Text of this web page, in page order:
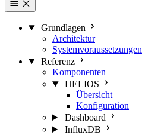
Grundlagen
Architektur
Systemvoraussetzungen
Referenz
Komponenten
HELIOS
Übersicht
Konfiguration
Dashboard
InfluxDB